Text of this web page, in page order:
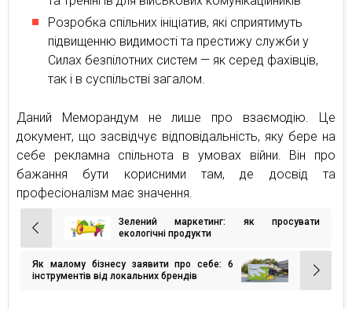
Розробка спільних ініціатив, які сприятимуть
підвищенню видимості та престижу служби у
Силах безпілотних систем — як серед фахівців,
так і в суспільстві загалом.
Даний Меморандум не лише про взаємодію. Це
документ, що засвідчує відповідальність, яку бере на
себе рекламна спільнота в умовах війни. Він про
бажання бути корисними там, де досвід та
професіоналізм має значення.
Навігація
записів
Зелений маркетинг: як просувати
екологічні продукти
Як малому бізнесу заявити про себе: 6
інструментів від локальних брендів